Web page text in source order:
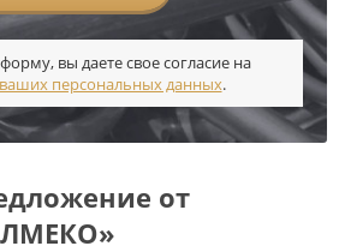
вы даете свое согласие на
персональных данных.
от